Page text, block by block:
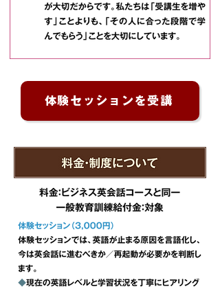
体験セッションを受講